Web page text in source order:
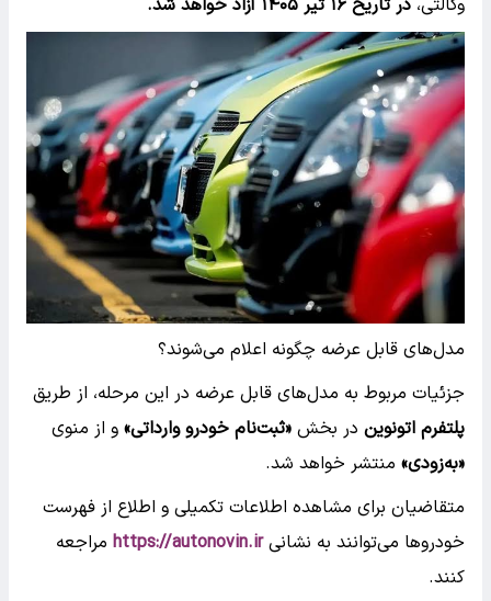
مدل‌های قابل عرضه چگونه اعلام می‌شوند؟
جزئیات مربوط به مدل‌های قابل عرضه در این مرحله، از طریق
پلتفرم اتونوین در بخش «ثبت‌نام خودرو وارداتی» و از منوی
«به‌زودی» منتشر خواهد شد.
متقاضیان برای مشاهده اطلاعات تکمیلی و اطلاع از فهرست
خودروها می‌توانند به نشانیhttps://autonovin.ir مراجعه
کنند.